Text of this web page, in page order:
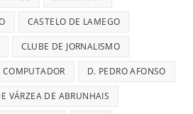
CASTELO DE LAMEGO
CLUBE DE JORNALISMO
COMPUTADOR D. PEDRO AFONSO
VÁRZEA DE ABRUNHAIS